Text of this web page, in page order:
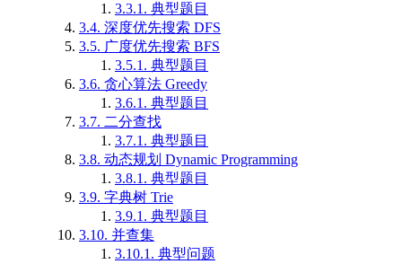
3.3.1. 典型题目
3.4. 深度优先搜索 DFS
3.5. 广度优先搜索 BFS
3.5.1. 典型题目
3.6. 贪心算法 Greedy
3.6.1. 典型题目
3.7. 二分查找
3.7.1. 典型题目
3.8. 动态规划 Dynamic Programming
3.8.1. 典型题目
3.9. 字典树 Trie
3.9.1. 典型题目
3.10. 并查集
3.10.1. 典型问题